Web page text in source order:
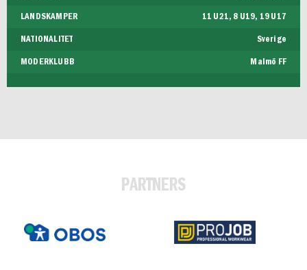
LANDSKAMPER 11 U21, 8 U19, 19 U17
NATIONALITET Sverige
MODERKLUBB Malmö FF
PARTNERS